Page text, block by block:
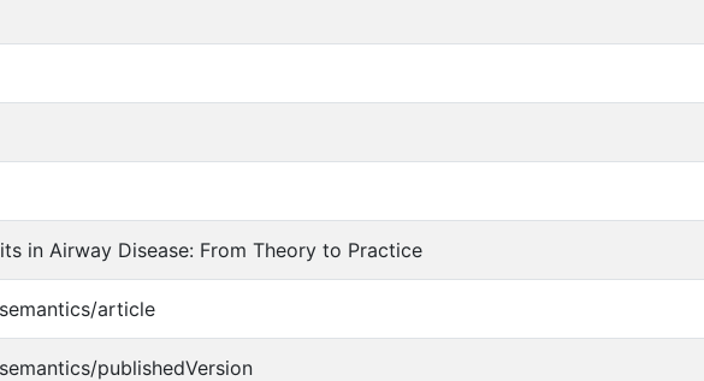
in Airway Disease: From Theory to Practice
article
publishedVersion